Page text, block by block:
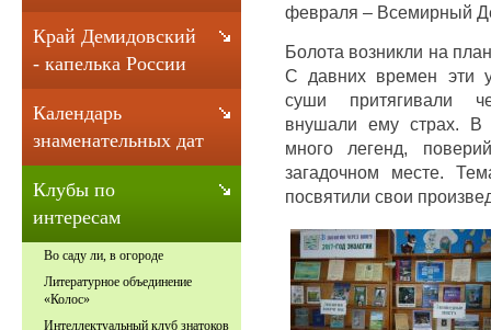
февраля – Всемирный
Болота возникли на
С давних времен эти
суши притягивали
внушали ему страх. В
много легенд,
загадочном месте.
посвятили свои
Край Демидовский
- капелька России
Календарь
знаменательных дат
Клубы по
интересам
Во саду ли, в огороде
Литературное объединение
«Колос»
Интеллектуальный клуб знатоков